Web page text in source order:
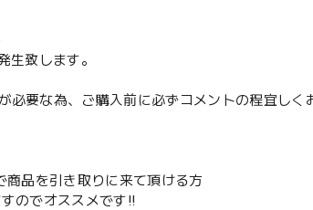
生致します。
要な為、ご購入前に必ずコメントの程宜しく
商品を引き取りに来て頂ける方
のでオススメです‼️